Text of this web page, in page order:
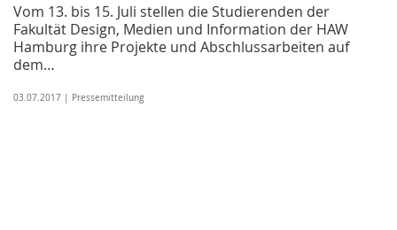
Vom 13. bis 15. Juli stellen die Studierenden der
Fakultät Design, Medien und Information der HAW
Hamburg ihre Projekte und Abschlussarbeiten auf
dem…
03.07.2017 | Pressemitteilung